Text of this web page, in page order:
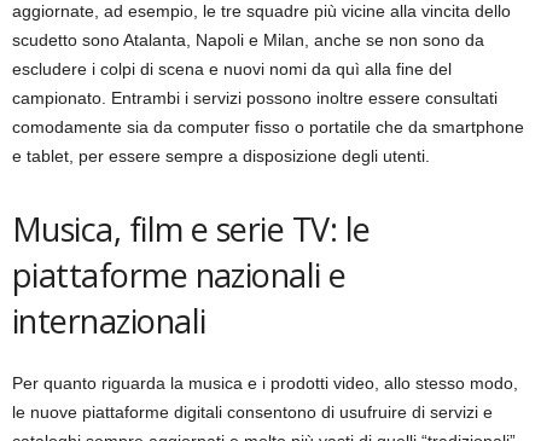
aggiornate, ad esempio, le tre squadre più vicine alla vincita dello
scudetto sono Atalanta, Napoli e Milan, anche se non sono da
escludere i colpi di scena e nuovi nomi da quì alla fine del
campionato. Entrambi i servizi possono inoltre essere consultati
comodamente sia da computer fisso o portatile che da smartphone
e tablet, per essere sempre a disposizione degli utenti.
Musica, film e serie TV: le
piattaforme nazionali e
internazionali
Per quanto riguarda la musica e i prodotti video, allo stesso modo,
le nuove piattaforme digitali consentono di usufruire di servizi e